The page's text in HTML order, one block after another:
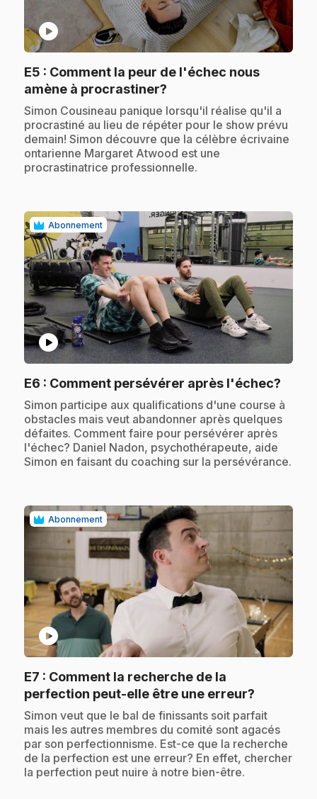
play_circle
E5 : Comment la peur de l'échec nous
amène à procrastiner?
.Simon Cousineau panique lorsqu'il réalise qu'il a
procrastiné au lieu de répéter pour le show prévu
demain! Simon découvre que la célèbre écrivaine
ontarienne Margaret Atwood est une
procrastinatrice professionnelle.
Abonnement
play_circle
E6 : Comment persévérer après l'échec?
.Simon participe aux qualifications d'une course à
obstacles mais veut abandonner après quelques
défaites. Comment faire pour persévérer après
l'échec? Daniel Nadon, psychothérapeute, aide
Simon en faisant du coaching sur la persévérance.
Abonnement
play_circle
E7 : Comment la recherche de la
perfection peut-elle être une erreur?
.Simon veut que le bal de finissants soit parfait
mais les autres membres du comité sont agacés
par son perfectionnisme. Est-ce que la recherche
de la perfection est une erreur? En effet, chercher
la perfection peut nuire à notre bien-être.